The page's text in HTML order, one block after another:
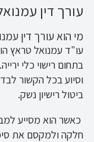
עורך דין
מי הוא עורך דין
עו"ד עמנואל טראץ
בתחום רישוי כלי
וסיוע בכל הקשור
ביטול רישיון נשק.
כאשר הוא מסייע
חלקה ולמקסם את